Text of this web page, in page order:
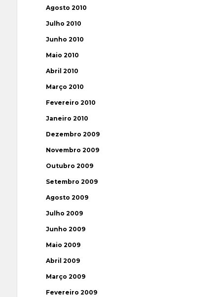
Agosto 2010
Julho 2010
Junho 2010
Maio 2010
Abril 2010
Março 2010
Fevereiro 2010
Janeiro 2010
Dezembro 2009
Novembro 2009
Outubro 2009
Setembro 2009
Agosto 2009
Julho 2009
Junho 2009
Maio 2009
Abril 2009
Março 2009
Fevereiro 2009